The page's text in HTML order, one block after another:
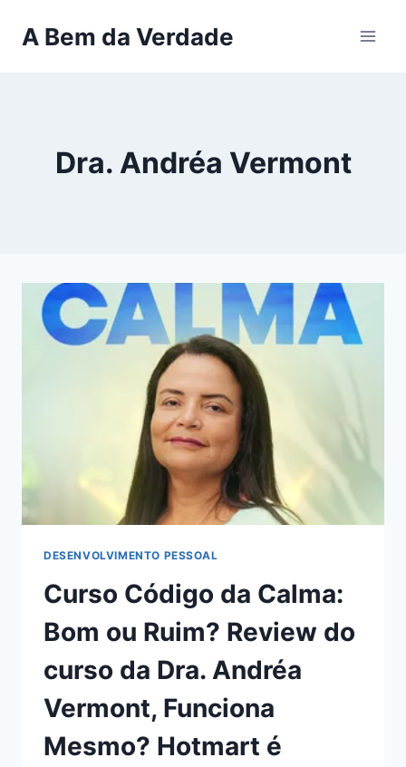
paraA Bem da Verdade
Dra. Andréa Vermont
DESENVOLVIMENTO PESSOAL
Curso Código da Calma:
Bom ou Ruim? Review do
curso da Dra. Andréa
Vermont, Funciona
Mesmo? Hotmart é